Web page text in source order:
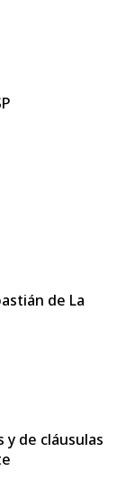
de La
de cláusulas